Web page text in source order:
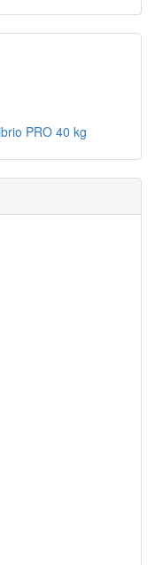
PRO 40 kg